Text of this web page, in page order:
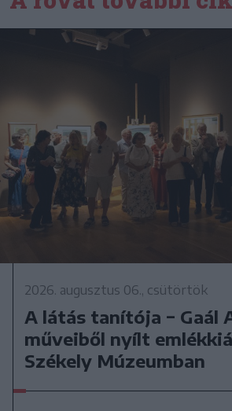
2026. augusztus 06., csütörtök
A látás tanítója − Gaál
műveiből nyílt
Székely Múzeumban